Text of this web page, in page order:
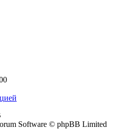
цией
Software © phpBB Limited